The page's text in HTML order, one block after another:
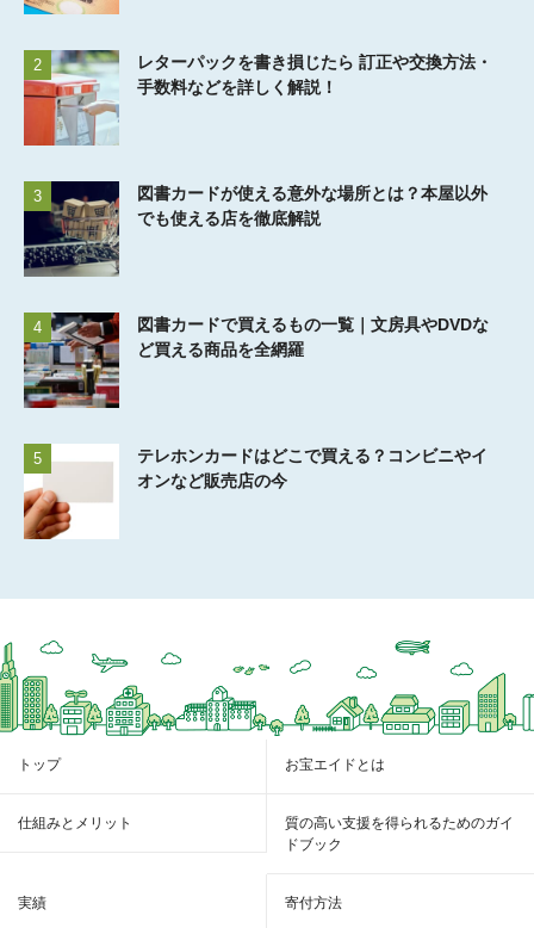
2
レターパックを書き損じたら 訂正や交換方法・
手数料などを詳しく解説！
3
図書カードが使える意外な場所とは？本屋以外
でも使える店を徹底解説
4
図書カードで買えるもの一覧｜文房具やDVDな
ど買える商品を全網羅
5
テレホンカードはどこで買える？コンビニやイ
オンなど販売店の今
トップ お宝エイドとは
仕組みとメリット
質の高い支援を得られるためのガイ
ドブック
実績 寄付方法